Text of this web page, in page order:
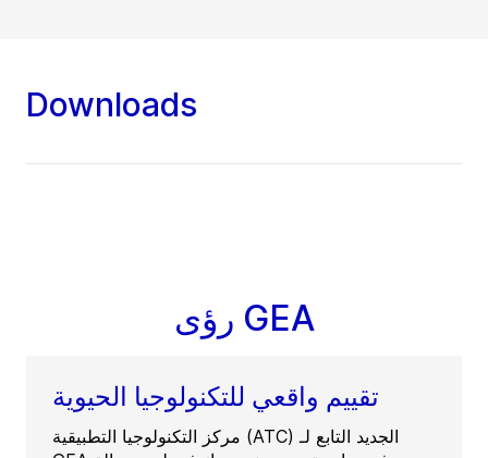
Downloads
رؤى GEA
تقييم واقعي للتكنولوجيا الحيوية
مركز التكنولوجيا التطبيقية (ATC) الجديد التابع لـ